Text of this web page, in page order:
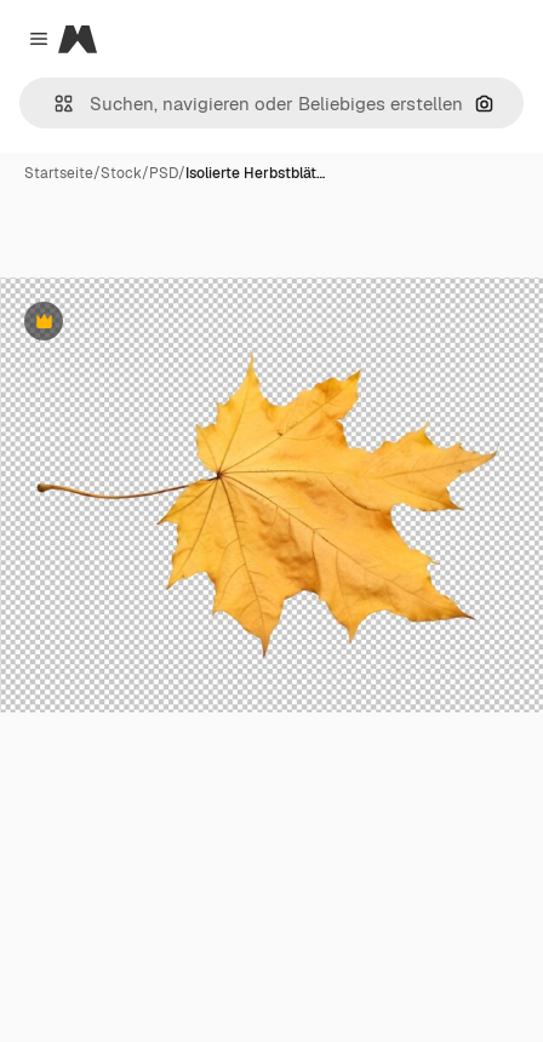
Close menu
Magnific
Nach
Startseite/Stock/PSD/Isolierte Herbstblät…
Premium